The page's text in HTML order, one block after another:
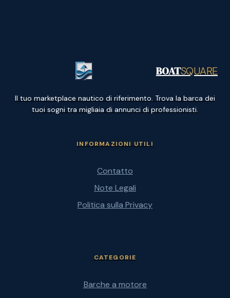
BOATSQUARE
Il tuo marketplace nautico di riferimento. Trova la barca dei
tuoi sogni tra migliaia di annunci di professionisti.
INFORMAZIONI UTILI
Contatto
Note Legali
Politica sulla Privacy
CATEGORIE
Barche a motore